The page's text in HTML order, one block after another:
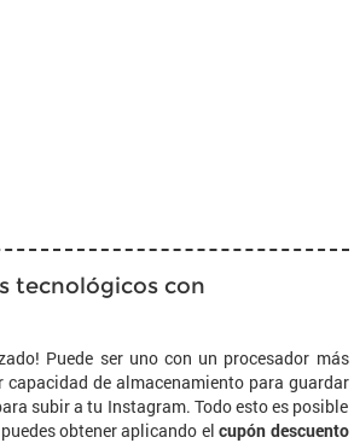
tecnológicos con
Puede ser uno con un procesador más
de almacenamiento para guardar
subir a tu Instagram. Todo esto es posible
obtener aplicando elcupón descuento